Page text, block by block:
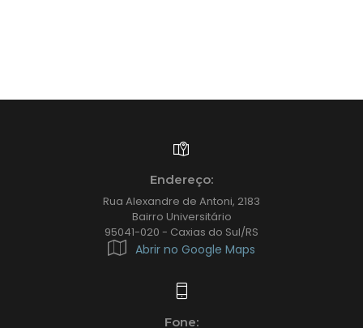
Endereço:
Rua Alexandre de Antoni, 2183
Bairro Universitário
95041-020 - Caxias do Sul/RS
Abrir no Google Maps
Fone: